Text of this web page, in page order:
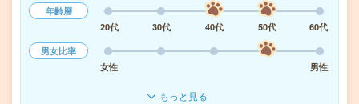
年齢層
20代
30代 40代 50代
60代
男女比率
女性
男性
もっと見る